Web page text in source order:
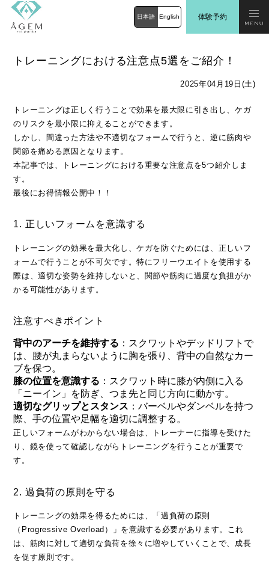
日本語 English 体験予約
トレーニングにおける注意点5選をご紹介！
2025年04月19日(土)
トレーニングは正しく行うことで効果を最大限に引き出し、ケガ
のリスクを最小限に抑えることができます。
しかし、間違った方法や不適切なフォームで行うと、逆に筋肉や
関節を痛める原因となります。
本記事では、トレーニングにおける重要な注意点を5つ紹介しま
す。
最後にお得情報公開中！！
1. 正しいフォームを意識する
トレーニングの効果を最大化し、ケガを防ぐためには、正しいフ
ォームで行うことが不可欠です。特にフリーウエイトを使用する
際は、適切な姿勢を維持しないと、関節や筋肉に過度な負担がか
かる可能性があります。
注意すべきポイント
背中のアーチを維持する ：スクワットやデッドリフトで
は、腰が丸まらないように胸を張り、背中の自然なカー
ブを保つ。
膝の位置を意識する ：スクワット時に膝が内側に入る
「ニーイン」を防ぎ、つま先と同じ方向に動かす。
適切なグリップとスタンス ：バーベルやダンベルを持つ
際、手の位置や足幅を適切に調整する。
正しいフォームがわからない場合は、トレーナーに指導を受けた
り、鏡を使って確認しながらトレーニングを行うことが重要で
す。
2. 過負荷の原則を守る
トレーニングの効果を得るためには、「過負荷の原則
（Progressive Overload）」を意識する必要があります。これ
は、筋肉に対して適切な負荷を徐々に増やしていくことで、成長
を促す原則です。